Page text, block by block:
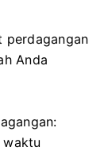
perdagangan
Anda
waktu